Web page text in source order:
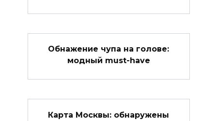
Обнажение чупа на голове:
модный must-have
Карта Москвы: обнаружены